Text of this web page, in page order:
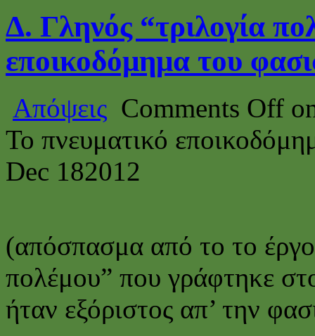
Δ. Γληνός “τριλογία
εποικοδόμημα του
Απόψεις Comments Off
Το πνευματικό
Dec 182012
(απόσπασμα από το το
πολέμου” που γράφτηκε
ήταν εξόριστος απ’ την